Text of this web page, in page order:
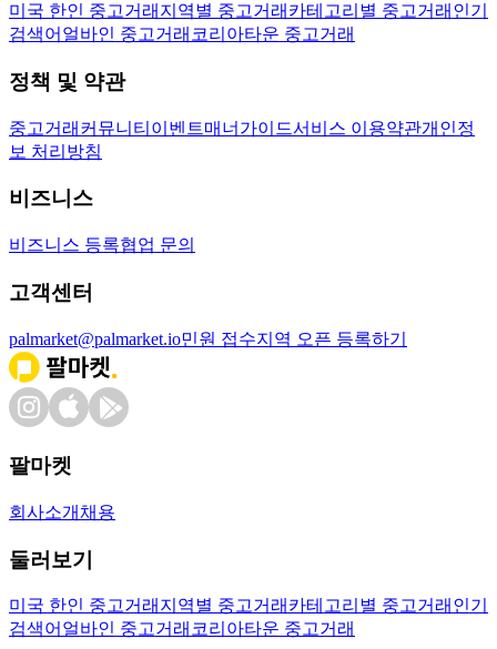
미국 한인 중고거래 지역별 중고거래 카테고리별 중고거래 인기
검색어 얼바인 중고거래 코리아타운 중고거래
정책 및 약관
중고거래 커뮤니티 이벤트매너가이드서비스 이용약관개인정
보 처리방침
비즈니스
비즈니스 등록협업 문의
고객센터
palmarket@palmarket.io민원 접수지역 오픈 등록하기
팔마켓
회사소개 채용
둘러보기
미국 한인 중고거래 지역별 중고거래 카테고리별 중고거래 인기
검색어 얼바인 중고거래 코리아타운 중고거래